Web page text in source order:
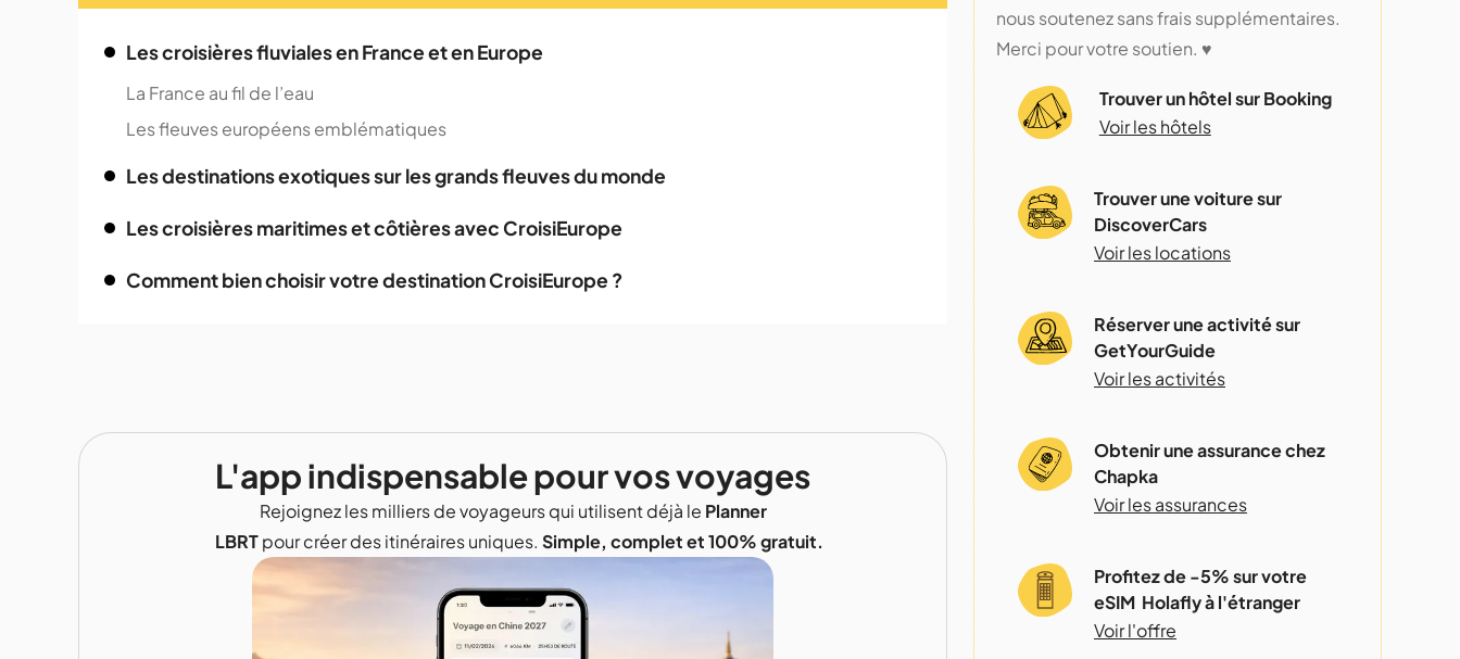
Les croisières fluviales en France et en Europe
La France au fil de l’eau
Les fleuves européens emblématiques
Les destinations exotiques sur les grands fleuves du monde
Les croisières maritimes et côtières avec CroisiEurope
Comment bien choisir votre destination CroisiEurope ?
L'app indispensable pour vos voyages
Rejoignez les milliers de voyageurs qui utilisent déjà le Planner
LBRTpour créer des itinéraires uniques. Simple, complet et 100% gratuit.
nous soutenez sans frais supplémentaires.
Merci pour votre soutien. ♥️
Trouver un hôtel sur Booking
Voir les hôtels
Trouver une voiture sur
DiscoverCars
Voir les locations
Réserver une activité sur
GetYourGuide
Voir les activités
Obtenir une assurance chez
Chapka
Voir les assurances
Profitez de -5% sur votre
eSIM Holafly à l'étranger
Voir l'offre